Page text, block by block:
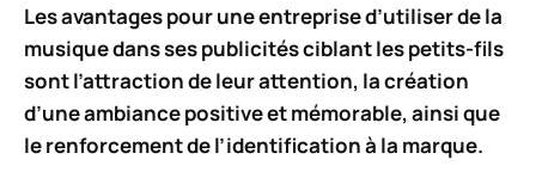
Les avantages pour une entreprise d’utiliser de la
musique dans ses publicités ciblant les petits-fils
sont l’attraction de leur attention, la création
d’une ambiance positive et mémorable, ainsi que
le renforcement de l’identification à la marque.